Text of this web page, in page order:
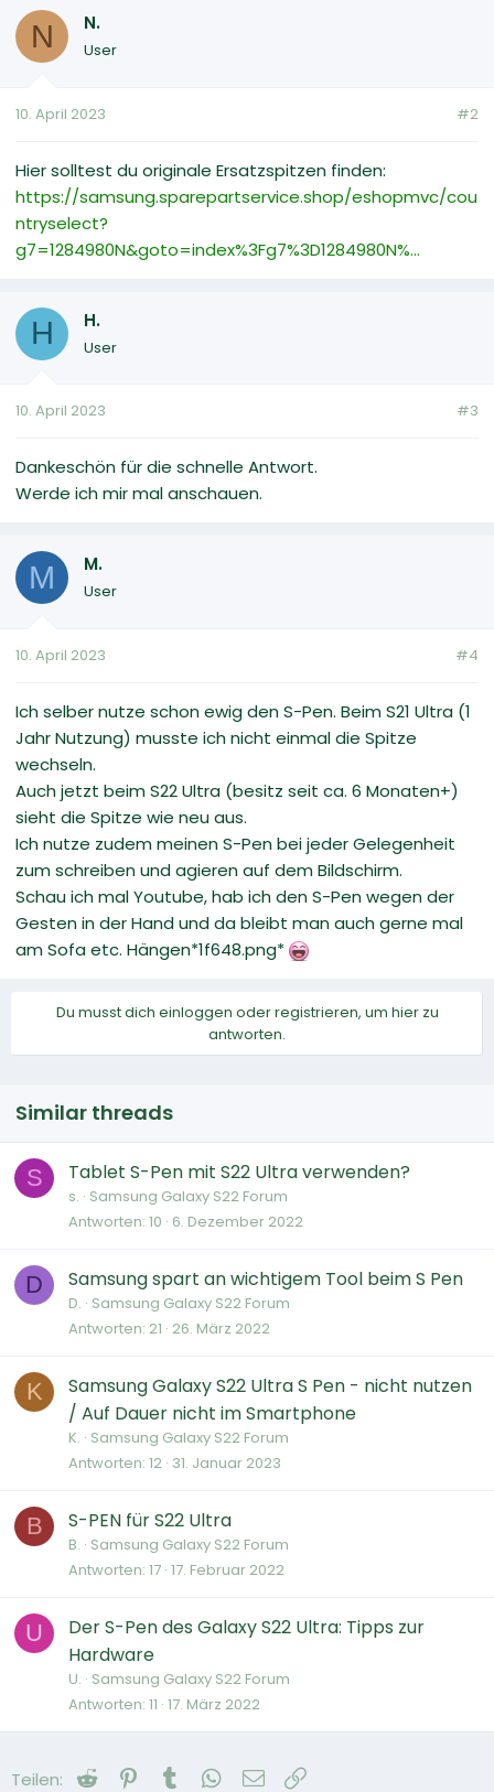
N N.
User
10. April 2023 #2
Hier solltest du originale Ersatzspitzen finden:
https://samsung.sparepartservice.shop/eshopmvc/cou
ntryselect?
g7=1284980N&goto=index%3Fg7%3D1284980N%...
H H.
User
10. April 2023 #3
Dankeschön für die schnelle Antwort.
Werde ich mir mal anschauen.
M M.
User
10. April 2023 #4
Ich selber nutze schon ewig den S-Pen. Beim S21 Ultra (1
Jahr Nutzung) musste ich nicht einmal die Spitze
wechseln.
Auch jetzt beim S22 Ultra (besitz seit ca. 6 Monaten+)
sieht die Spitze wie neu aus.
Ich nutze zudem meinen S-Pen bei jeder Gelegenheit
zum schreiben und agieren auf dem Bildschirm.
Schau ich mal Youtube, hab ich den S-Pen wegen der
Gesten in der Hand und da bleibt man auch gerne mal
am Sofa etc. Hängen*1f648.png*
Du musst dich einloggen oder registrieren, um hier zu
antworten.
Similar threads
S Tablet S-Pen mit S22 Ultra verwenden?
s. Samsung Galaxy S22 Forum
Antworten 10 6. Dezember 2022
D Samsung spart an wichtigem Tool beim S Pen
D. Samsung Galaxy S22 Forum
Antworten 21 26. März 2022
K
Samsung Galaxy S22 Ultra S Pen - nicht nutzen
/ Auf Dauer nicht im Smartphone
K. Samsung Galaxy S22 Forum
Antworten 12 31. Januar 2023
B S-PEN für S22 Ultra
B. Samsung Galaxy S22 Forum
Antworten 17 17. Februar 2022
U
Der S-Pen des Galaxy S22 Ultra: Tipps zur
Hardware
U. Samsung Galaxy S22 Forum
Antworten 11 17. März 2022
Teilen: Reddit Pinterest
Tumblr WhatsApp
E-Mail